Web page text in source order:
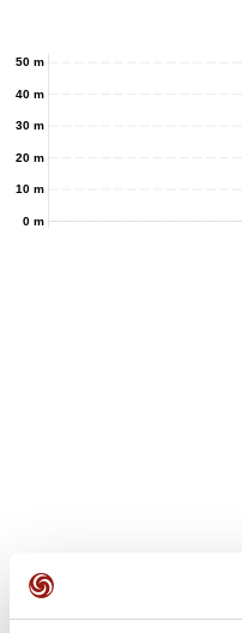
0 m
10 m
20 m
30 m
40 m
50 m